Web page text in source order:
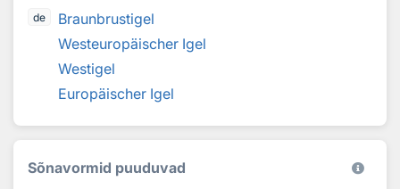
de
Braunbrustigel
Westeuropäischer Igel
Westigel
Europäischer Igel
Sõnavormid puuduvad